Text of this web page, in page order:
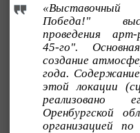
Победа!"
проведения арт-
45-го".
создание
года.
этой локации
Оренбургской
организацией